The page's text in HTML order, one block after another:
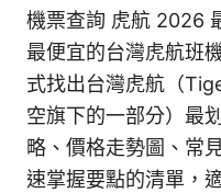
機票查詢 虎航 2026
最便宜的台灣虎航班
式找出台灣虎航（
空旗下的一部分）最
略、價格走勢圖、常
速掌握要點的清單，